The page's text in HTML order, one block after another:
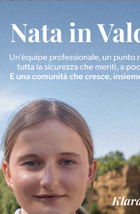
ringraziamento al
Cronaca 4 Agosto 2026
Un anno fa la strage in
Gianni, Giulia e
processo, lo stop ai
Cronaca 3 Agosto 2026
Scomparso da una
Fiorentino l’uomo che
Levane nel 2020